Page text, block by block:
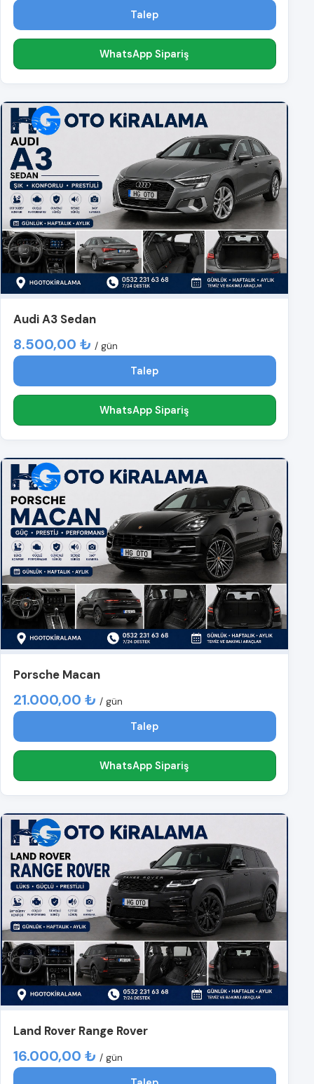
Talep
WhatsApp Sipariş
Audi A3 Sedan
8.500,00 ₺ / gün
Talep
WhatsApp Sipariş
Porsche Macan
21.000,00 ₺ / gün
Talep
WhatsApp Sipariş
Land Rover Range Rover
16.000,00 ₺ / gün